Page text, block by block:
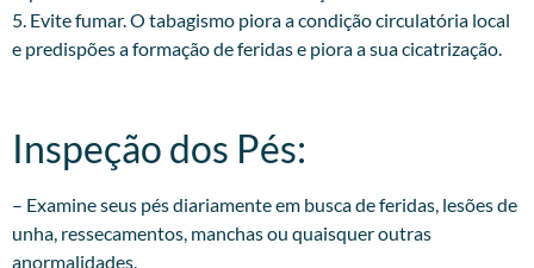
5. Evite fumar. O tabagismo piora a condição circulatória local
e predispões a formação de feridas e piora a sua cicatrização.
Inspeção dos Pés:​
– Examine seus pés diariamente em busca de feridas, lesões de
unha, ressecamentos, manchas ou quaisquer outras
anormalidades.